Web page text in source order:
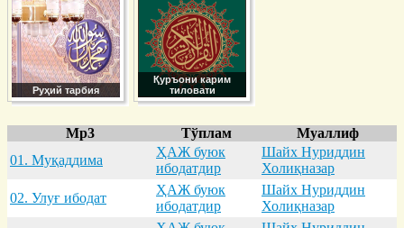
Руҳий тарбия
Қуръони карим
тиловати
Mp3 Тўплам
Муаллиф
01. Муқaддимa
ҲАЖ буюк
ибодатдир
Шайх Нуриддин
Холиқназар
02. Улуғ ибодaт
ҲАЖ буюк
ибодатдир
Шайх Нуриддин
Холиқназар